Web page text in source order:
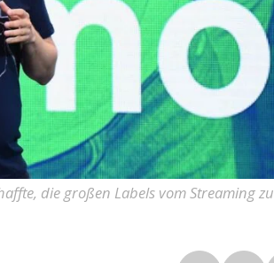
die großen Labels vom Streaming zu